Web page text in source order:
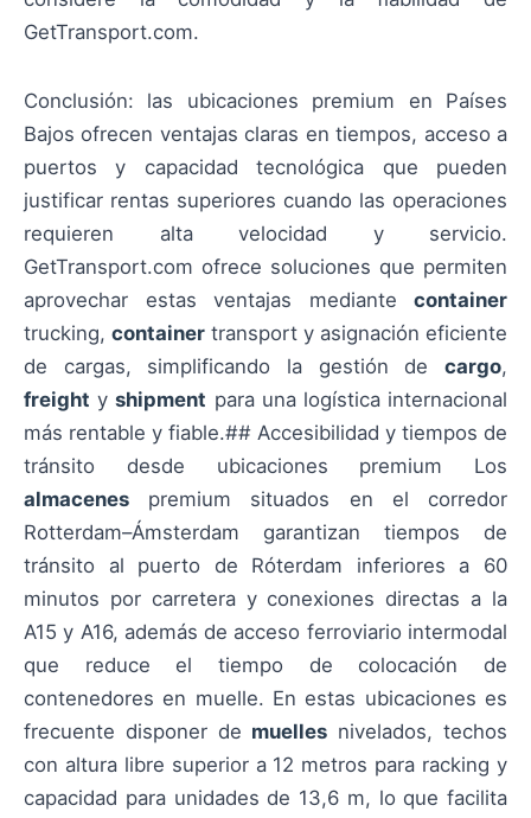
GetTransport.com.
Conclusión: las ubicaciones premium en Países
Bajos ofrecen ventajas claras en tiempos, acceso a
puertos y capacidad tecnológica que pueden
justificar rentas superiores cuando las operaciones
requieren alta velocidad y servicio.
GetTransport.com ofrece soluciones que permiten
aprovechar estas ventajas mediante container
trucking, container transport y asignación eficiente
de cargas, simplificando la gestión de cargo,
freight yshipment para una logística internacional
más rentable y fiable.## Accesibilidad y tiempos de
tránsito desde ubicaciones premium Los
almacenes premium situados en el corredor
Rotterdam–Ámsterdam garantizan tiempos de
tránsito al puerto de Róterdam inferiores a 60
minutos por carretera y conexiones directas a la
A15 y A16, además de acceso ferroviario intermodal
que reduce el tiempo de colocación de
contenedores en muelle. En estas ubicaciones es
frecuente disponer de muelles nivelados, techos
con altura libre superior a 12 metros para racking y
capacidad para unidades de 13,6 m, lo que facilita